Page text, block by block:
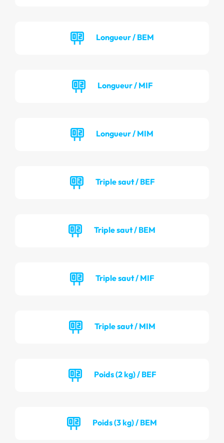
Longueur / BEM
Longueur / MIF
Longueur / MIM
Triple saut / BEF
Triple saut / BEM
Triple saut / MIF
Triple saut / MIM
Poids (2 kg) / BEF
Poids (3 kg) / BEM